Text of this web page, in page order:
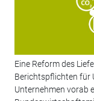
Eine Reform des
Berichtspflichten für
Unternehmen vorab